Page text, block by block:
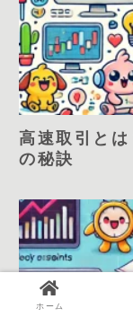
高速取引と
の秘訣
ホーム